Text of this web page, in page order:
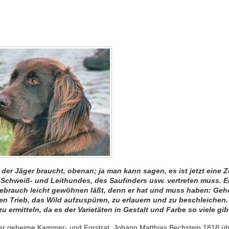
Jäger braucht, obenan; ja man kann sagen, es ist jetzt eine
und Leithundes, des Saufinders usw. vertreten muss.
leicht gewöhnen läßt, denn er hat und muss haben:
Trieb, das Wild aufzuspüren, zu erlauern und zu beschleichen.
ermitteln, da es der Varietäten in Gestalt und Farbe so viele